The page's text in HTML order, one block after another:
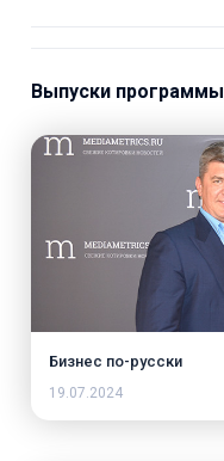
Выпуски программы
Бизнес по-русски
19.07.2024